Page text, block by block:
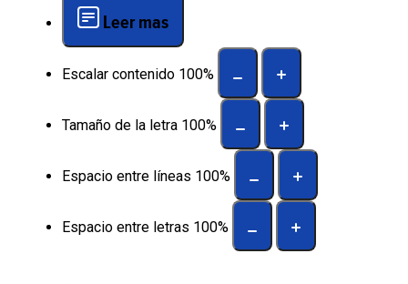
Leer mas
Escalar contenido 100%
Tamaño de la letra 100%
Espacio entre líneas 100%
Espacio entre letras 100%